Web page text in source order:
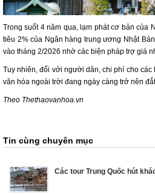
Trong suốt 4 năm qua, lạm phát cơ bản của
tiêu 2% của Ngân hàng trung ương Nhật
vào tháng 2/2026 nhờ các biện pháp trợ giá
Tuy nhiên, đối với người dân, chi phí cho
văn hóa ngoài trời đang ngày càng trở nên
Theo Thethaovanhoa.vn
Tin cùng chuyên mục
Các tour Trung Quốc hút